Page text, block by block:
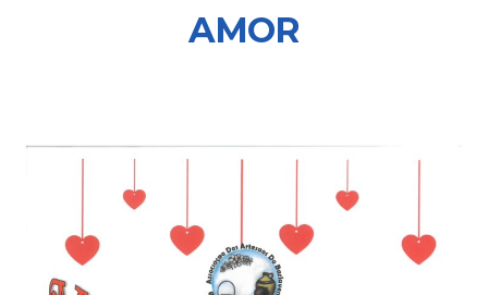
AMOR